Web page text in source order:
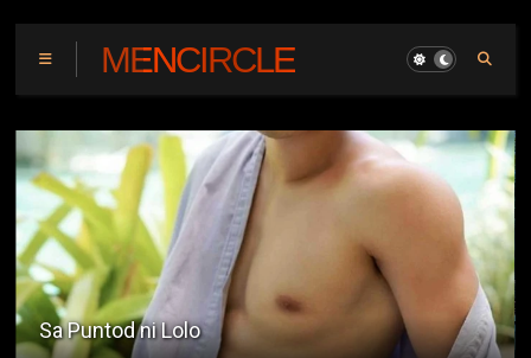
MENCIRCLE
Ang Gwapo Kong Insan